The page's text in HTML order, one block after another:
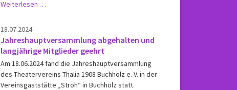
Weiterlesen …
Indianerdorf
18.07.2024
Jahreshauptversammlung abgehalten und
langjährige Mitglieder geehrt
Am 18.06.2024 fand die Jahreshauptversammlung
des Theatervereins Thalia 1908 Buchholz e. V. in der
Vereinsgaststätte „Stroh“ in Buchholz statt.